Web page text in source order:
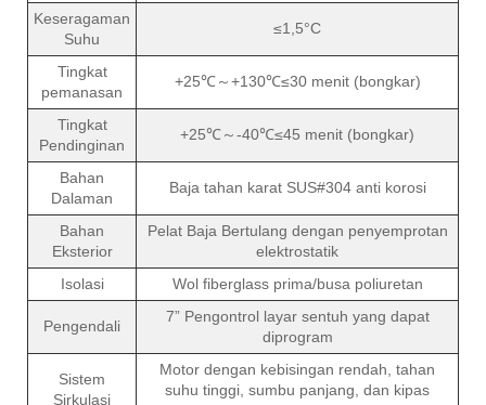
Keseragaman
Suhu
≤1,5°C
Tingkat
pemanasan
+25℃～+130℃≤30 menit (bongkar)
Tingkat
Pendinginan
+25℃～-40℃≤45 menit (bongkar)
Bahan
Dalaman
Baja tahan karat SUS#304 anti korosi
Bahan
Eksterior
Pelat Baja Bertulang dengan penyemprotan
elektrostatik
Isolasi
Wol fiberglass prima/busa poliuretan
Pengendali
7” Pengontrol layar sentuh yang dapat
diprogram
Sistem
Sirkulasi
Motor dengan kebisingan rendah, tahan
suhu tinggi, sumbu panjang, dan kipas